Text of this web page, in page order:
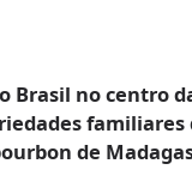
Brasil no centro
familiares
de